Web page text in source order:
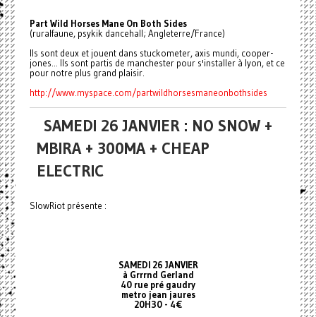
Part Wild Horses Mane On Both Sides
(ruralfaune, psykik dancehall; Angleterre/France)
Ils sont deux et jouent dans stuckometer, axis mundi, cooper-
jones... Ils sont partis de manchester pour s'installer à lyon, et ce
pour notre plus grand plaisir.
http://www.myspace.com/partwildhorsesmaneonbothsides
SAMEDI 26 JANVIER : NO SNOW +
MBIRA + 300MA + CHEAP
ELECTRIC
SlowRiot présente :
SAMEDI 26 JANVIER
à Grrrnd Gerland
40 rue pré gaudry
metro jean jaures
20H30 - 4€